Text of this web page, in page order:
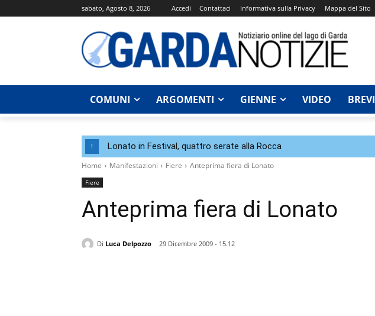
sabato, Agosto 8, 2026 Accedi Contattaci Informativa sulla Privacy Mappa del Sito
COMUNI ARGOMENTI GIENNE VIDEO BREVI
! Lonato in Festival, quattro serate alla Rocca
Home Manifestazioni Fiere Anteprima fiera di Lonato
Fiere
Anteprima fiera di Lonato
Di Luca Delpozzo
29 Dicembre 2009 - 15.12